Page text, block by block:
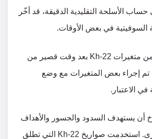
الأسلحة التقليدية الدقيقة، قد أخّر
السوفيتية في بعض الأوقات.
وتم إنشاء العديد من متغيرات Kh-22 بعد وقت قصير من
إجراء بعض المتغيرات مع وضع
الاعتبار.
أن يستهدف السدود والجسور والأهداف
الاستراتيجية الأخرى. استخدمت صواريخ Kh-22 التي تطلق